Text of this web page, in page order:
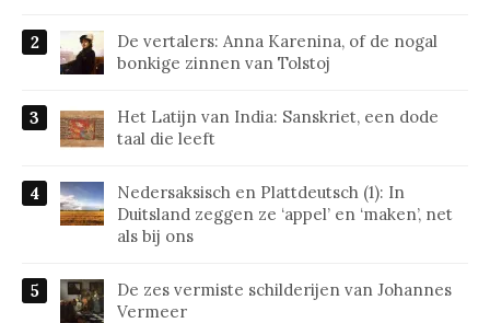
De vertalers: Anna Karenina, of de nogal
bonkige zinnen van Tolstoj
Het Latijn van India: Sanskriet, een dode
taal die leeft
Nedersaksisch en Plattdeutsch (1): In
Duitsland zeggen ze ‘appel’ en ‘maken’, net
als bij ons
De zes vermiste schilderijen van Johannes
Vermeer